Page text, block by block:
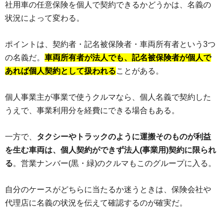
社用車の任意保険を個人で契約できるかどうかは、名義の
状況によって変わる。
ポイントは、契約者・記名被保険者・車両所有者という3つ
の名義だ。 車両所有者が法人でも、記名被保険者が個人で
あれば個人契約として扱われることがある。
個人事業主が事業で使うクルマなら、個人名義で契約した
うえで、事業利用分を経費にできる場合もある。
一方で、 タクシーやトラックのように運搬そのものが利益
を生む車両は、個人契約ができず法人(事業用)契約に限られ
る。営業ナンバー(黒・緑)のクルマもこのグループに入る。
自分のケースがどちらに当たるか迷うときは、保険会社や
代理店に名義の状況を伝えて確認するのが確実だ。